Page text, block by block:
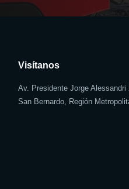
Visítanos
Av. Presidente Jorge Alessandri
San Bernardo, Región